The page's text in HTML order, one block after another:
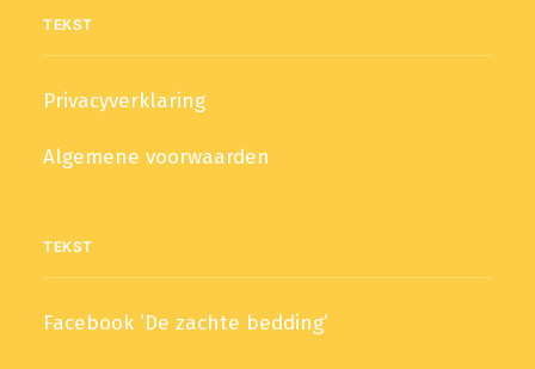
TEKST
Privacyverklaring
Algemene voorwaarden
TEKST
Facebook ‘De zachte bedding’